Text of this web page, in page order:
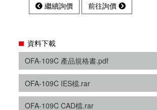
繼續詢價
前往詢價
資料下載
OFA-109C 產品規格書.pdf
OFA-109C IES檔.rar
OFA-109C CAD檔.rar